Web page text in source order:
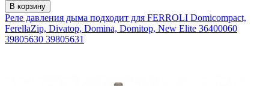
В корзину
Реле давления дыма подходит для FERROLI Domicompact,
FerellaZip, Divatop, Domina, Domitop, New Elite 36400060
39805630 39805631